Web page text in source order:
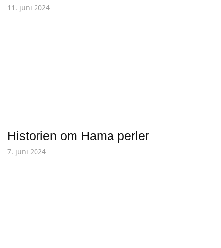
11. juni 2024
Historien om Hama perler
7. juni 2024